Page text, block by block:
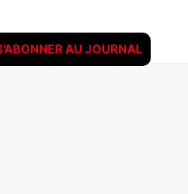
AU JOURNAL